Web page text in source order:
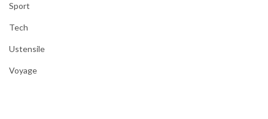
Sport
Tech
Ustensile
Voyage